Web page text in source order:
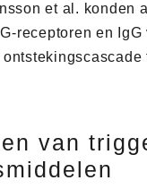
et al. konden
receptoren en IgG
van